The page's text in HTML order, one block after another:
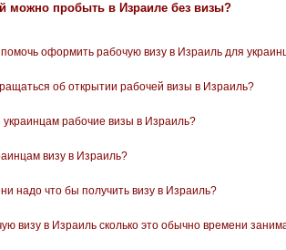
можно пробыть в Израиле без визы?
помочь оформить рабочую визу в Израиль для
об открытии рабочей визы в Израиль?
рабочие визы в Израиль?
визу в Израиль?
надо что бы получить визу в Израиль?
визу в Израиль сколько это обычно времени